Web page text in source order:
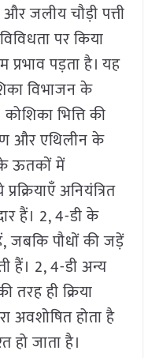
जलीय चौड़ी पत्ती
पर किया
पड़ता है। यह
विभाजन के
भित्ति की
और एथिलीन के
के ऊतकों में
अनियंत्रित
हैं। 2, 4-डी के
जबकि पौधों की जड़ें
हैं। 2, 4-डी अन्य
तरह ही क्रिया
अवशोषित होता है
हो जाता है।